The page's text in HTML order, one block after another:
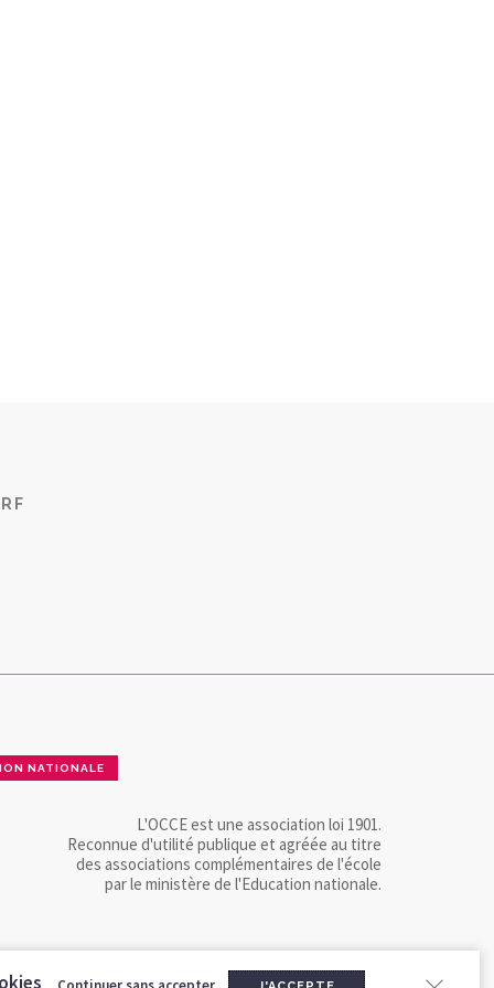
NATIONALE
L'OCCE est une association loi 1901.
Reconnue d'utilité publique et agréée au titre
des associations complémentaires de l'école
par le ministère de l'Education nationale.